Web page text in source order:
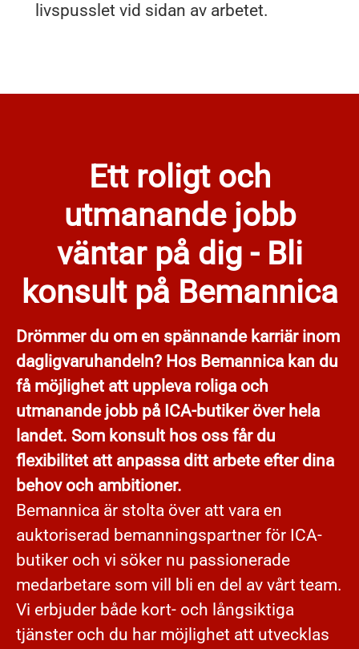
livspusslet vid sidan av arbetet.
Ett roligt och
utmanande jobb
väntar på dig - Bli
konsult på Bemannica
Drömmer du om en spännande karriär inom
dagligvaruhandeln? Hos Bemannica kan du
få möjlighet att uppleva roliga och
utmanande jobb på ICA-butiker över hela
landet. Som konsult hos oss får du
flexibilitet att anpassa ditt arbete efter dina
behov och ambitioner.
Bemannica är stolta över att vara en
auktoriserad bemanningspartner för ICA-
butiker och vi söker nu passionerade
medarbetare som vill bli en del av vårt team.
Vi erbjuder både kort- och långsiktiga
tjänster och du har möjlighet att utvecklas